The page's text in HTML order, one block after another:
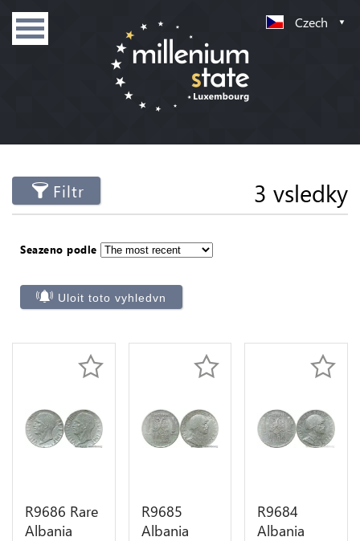
Czech
Filtr 3 vsledky
Seazeno podle
Uloit toto vyhledvn
R9686 Rare
Albania
R9685
Albania
R9684
Albania